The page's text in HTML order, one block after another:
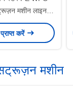
मशीन लाइन,
प्रोडक्शन लाइन
प्राप्त करें
मशीन